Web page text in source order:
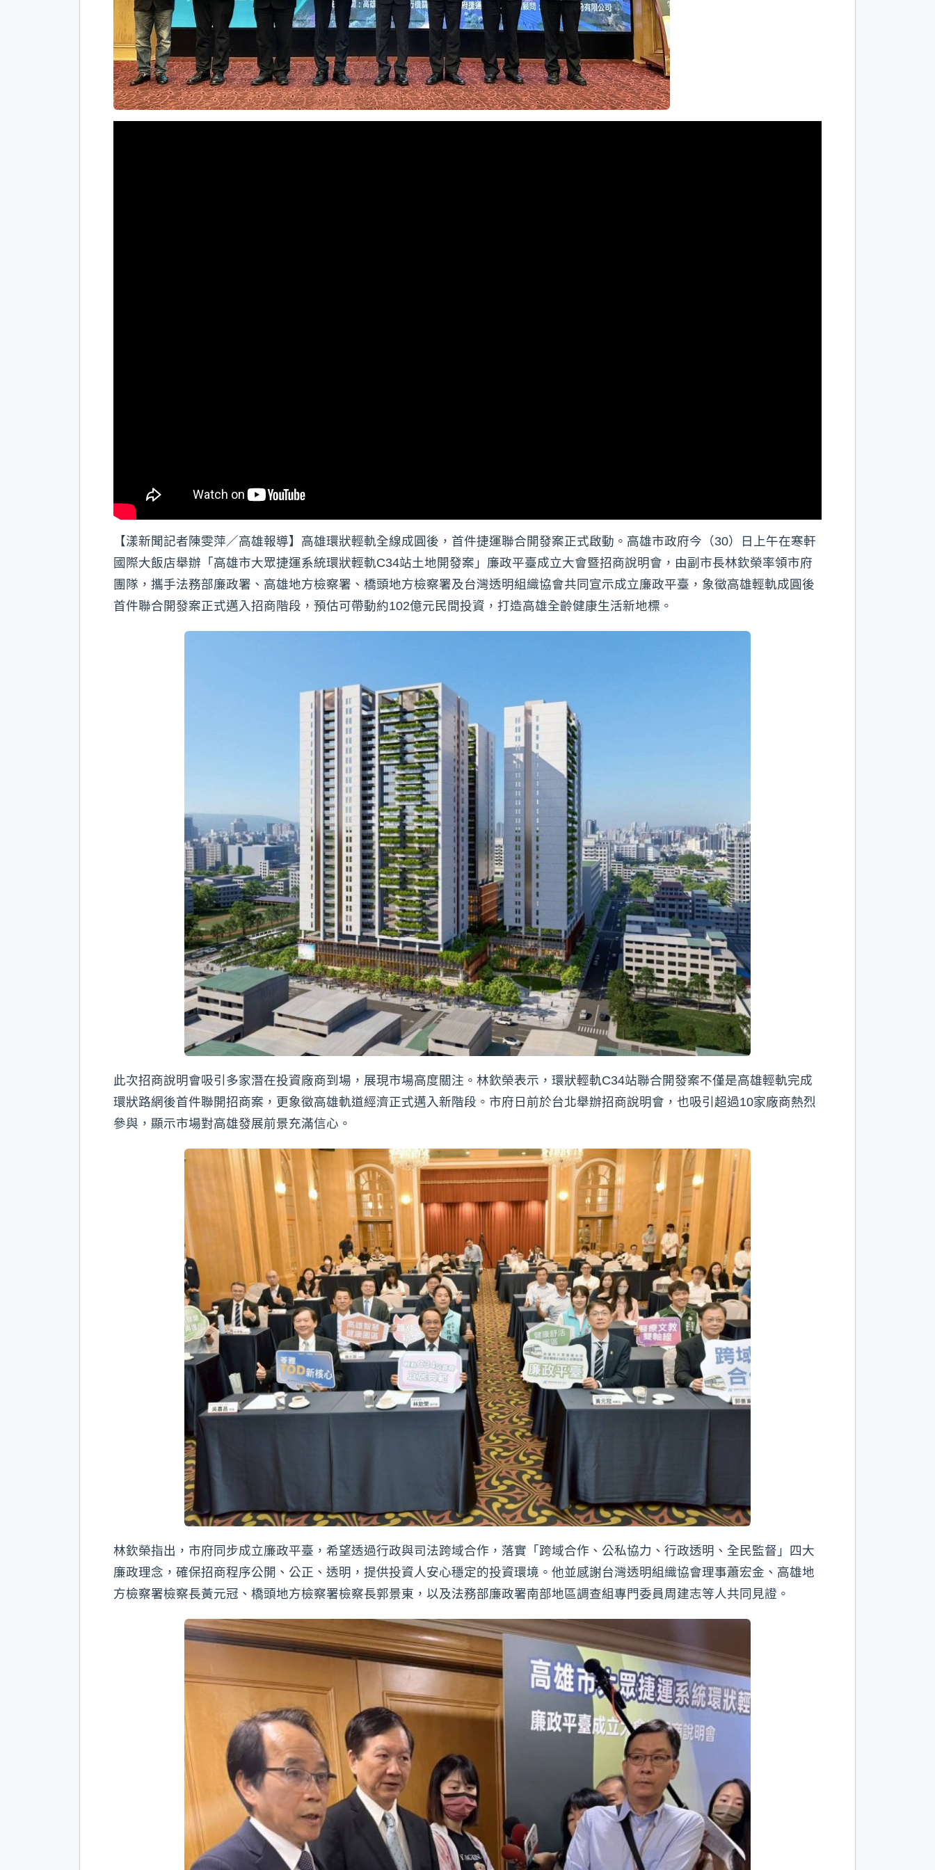
【漾新聞記者陳雯萍／高雄報導】高雄環狀輕軌全線成圓後，首件捷運聯合開發案正式啟動。高雄市政府今（30）日上午在寒軒
國際大飯店舉辦「高雄市大眾捷運系統環狀輕軌C34站土地開發案」廉政平臺成立大會暨招商說明會，由副市長林欽榮率領市府
團隊，攜手法務部廉政署、高雄地方檢察署、橋頭地方檢察署及台灣透明組織協會共同宣示成立廉政平臺，象徵高雄輕軌成圓後
首件聯合開發案正式邁入招商階段，預估可帶動約102億元民間投資，打造高雄全齡健康生活新地標。
此次招商說明會吸引多家潛在投資廠商到場，展現市場高度關注。林欽榮表示，環狀輕軌C34站聯合開發案不僅是高雄輕軌完成
環狀路網後首件聯開招商案，更象徵高雄軌道經濟正式邁入新階段。市府日前於台北舉辦招商說明會，也吸引超過10家廠商熱烈
參與，顯示市場對高雄發展前景充滿信心。
林欽榮指出，市府同步成立廉政平臺，希望透過行政與司法跨域合作，落實「跨域合作、公私協力、行政透明、全民監督」四大
廉政理念，確保招商程序公開、公正、透明，提供投資人安心穩定的投資環境。他並感謝台灣透明組織協會理事蕭宏金、高雄地
方檢察署檢察長黃元冠、橋頭地方檢察署檢察長郭景東，以及法務部廉政署南部地區調查組專門委員周建志等人共同見證。